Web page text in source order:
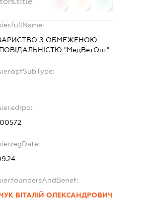
З ОБМЕЖЕНОЮ
"МедВетОпт"
ВІТАЛІЙ ОЛЕКСАНДРОВИЧ